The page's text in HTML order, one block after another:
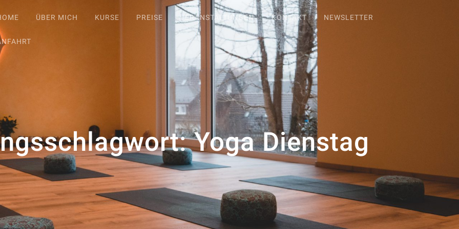
ÜBER MICH KURSE PREISE VERANSTALTUNGEN KONTAKT NEWSLETTER
Yoga Dienstag